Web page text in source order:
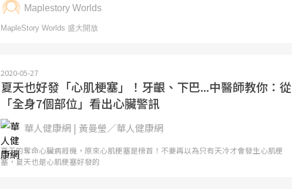
2020-05-27
夏天也好發「心肌梗塞」！牙齦、下巴...中醫師教你：從
「全身7個部位」看出心臟警訊
華人健康網 | 黃曼瑩／華人健康網
夏天的奪命心臟病殺機，原來心肌梗塞是榜首！不要再以為只有天冷才會發生心肌梗
塞，夏天也是心肌梗塞好發的